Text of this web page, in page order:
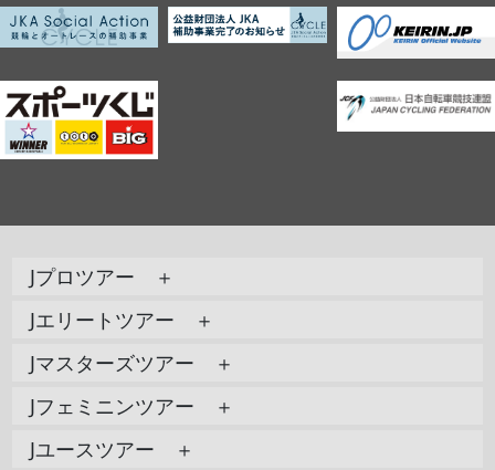
Jプロツアー ＋
Jエリートツアー ＋
Jマスターズツアー ＋
Jフェミニンツアー ＋
Jユースツアー ＋